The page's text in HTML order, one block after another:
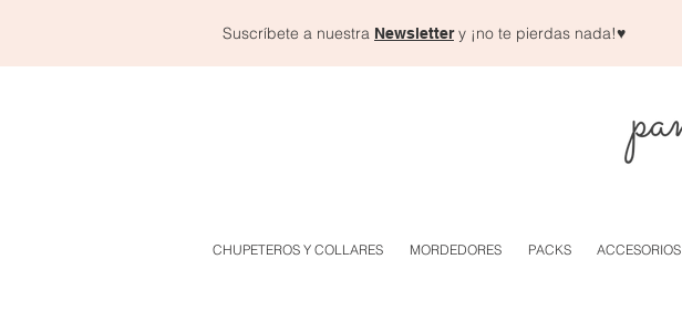
Suscríbete a nuestra Newslettery ¡no te pierdas nada!♥
CHUPETEROS Y COLLARES MORDEDORES PACKS ACCESORIOS